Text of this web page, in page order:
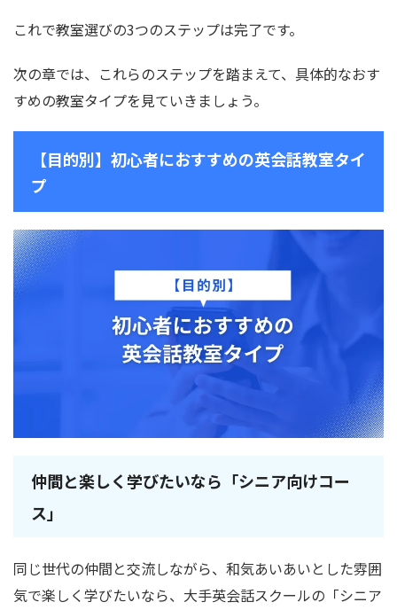
これで教室選びの3つのステップは完了です。
次の章では、これらのステップを踏まえて、具体的なおす
すめの教室タイプを見ていきましょう。
【目的別】初心者におすすめの英会話教室タイ
プ
仲間と楽しく学びたいなら「シニア向けコー
ス」
同じ世代の仲間と交流しながら、和気あいあいとした雰囲
気で楽しく学びたいなら、大手英会話スクールの「シニア